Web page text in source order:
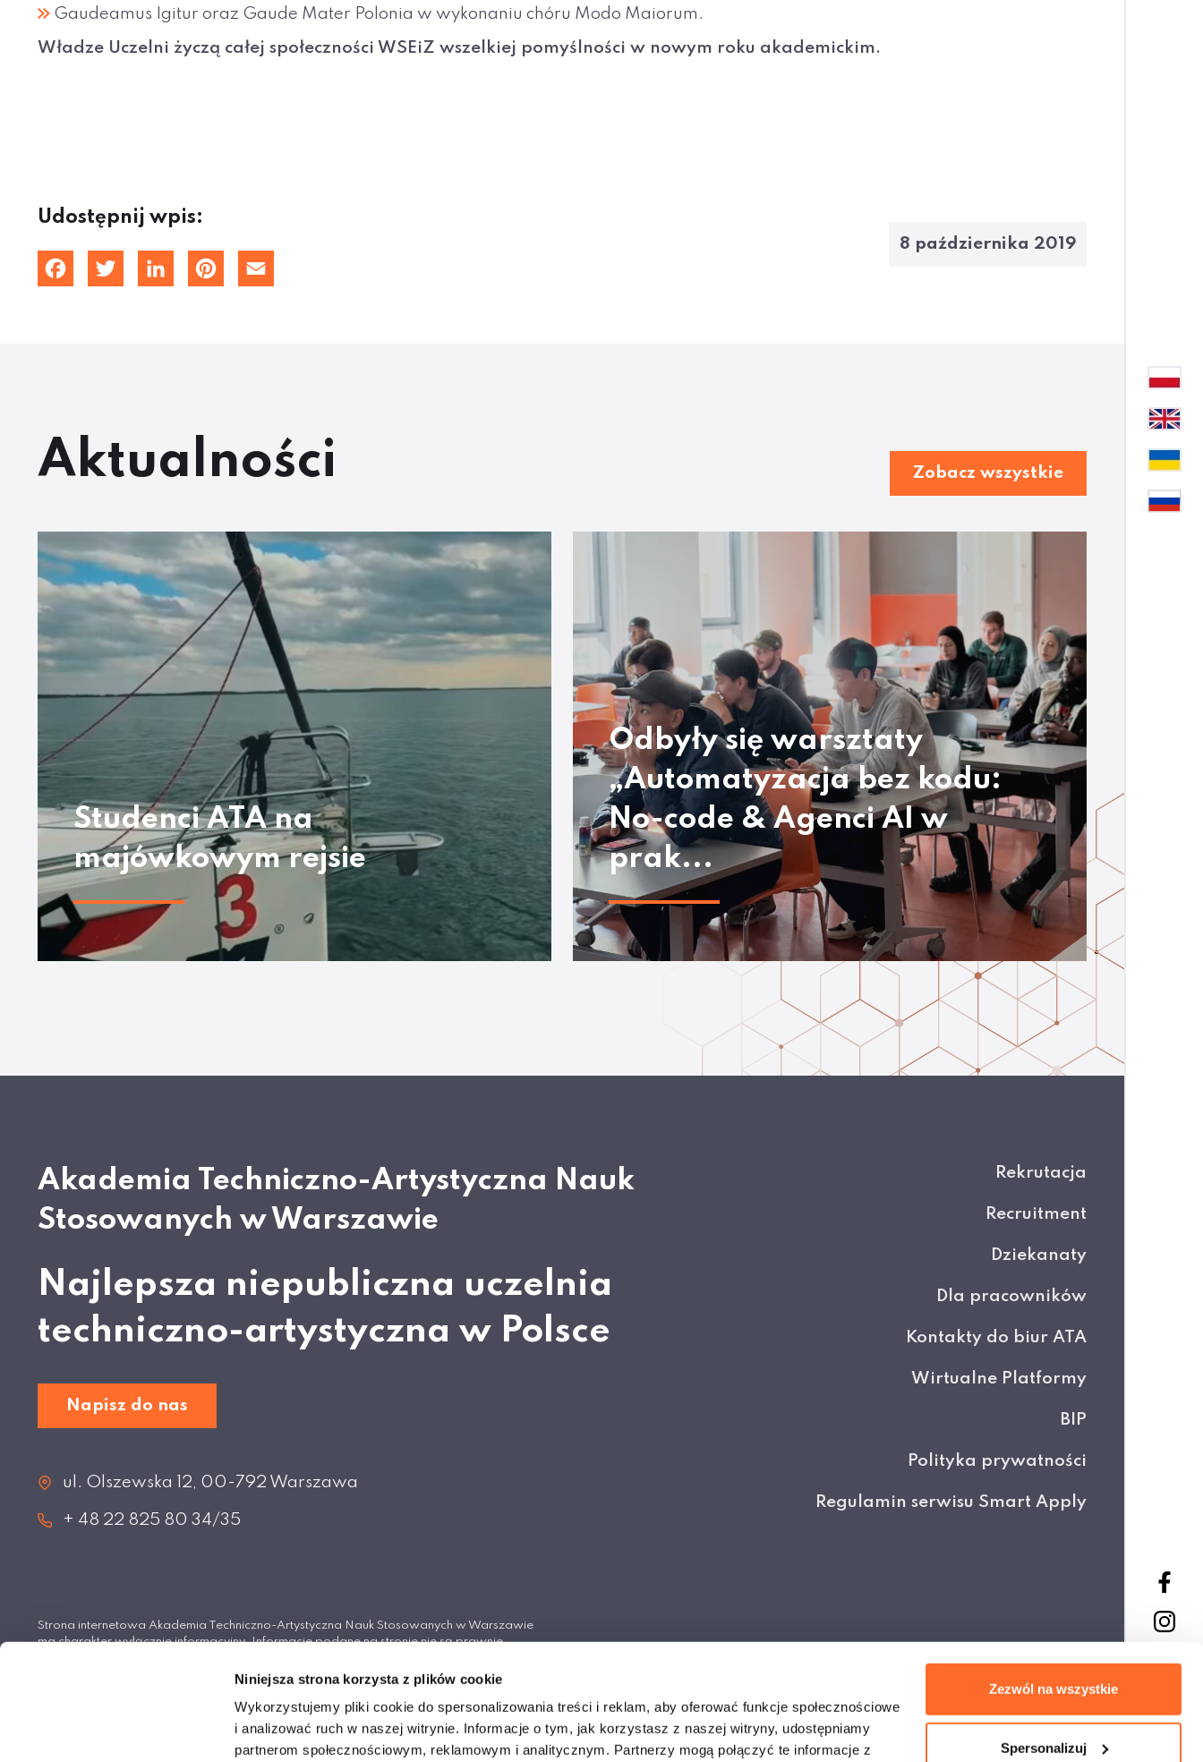
Niniejsza strona korzysta z plików cookie
Wykorzystujemy pliki cookie do spersonalizowania treści i reklam, aby oferować funkcje społecznościowe
i analizować ruch w naszej witrynie. Informacje o tym, jak korzystasz z naszej witryny, udostępniamy
partnerom społecznościowym, reklamowym i analitycznym. Partnerzy mogą połączyć te informacje z
Zezwól na wszystkie
Spersonalizuj
Gaudeamus Igitur oraz Gaude Mater Polonia w wykonaniu chóru Modo Maiorum.
Władze Uczelni życzą całej społeczności WSEiZ wszelkiej pomyślności w nowym roku akademickim.
Udostępnij wpis:
FacebookTwitterLinkedInPinterestEmail
8 października 2019
Aktualności Zobacz wszystkie
Studenci ATA na
majówkowym rejsie
Odbyły się warsztaty
„Automatyzacja bez kodu:
No-code & Agenci AI w
prak...
Akademia Techniczno-Artystyczna Nauk
Stosowanych w Warszawie
Najlepsza niepubliczna uczelnia
techniczno-artystyczna w Polsce
Napisz do nas
ul. Olszewska 12, 00-792 Warszawa
+ 48 22 825 80 34/35
Rekrutacja
Recruitment
Dziekanaty
Dla pracowników
Kontakty do biur ATA
Wirtualne Platformy
BIP
Polityka prywatności
Regulamin serwisu Smart Apply
Strona internetowa Akademia Techniczno-Artystyczna Nauk Stosowanych w Warszawie
ma charakter wyłącznie informacyjny. Informacje podane na stronie nie są prawnie
© Akademia Techniczno-Artystyczna Nauk Stosowanych w Warszawie